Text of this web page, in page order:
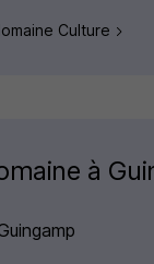
Culture
à